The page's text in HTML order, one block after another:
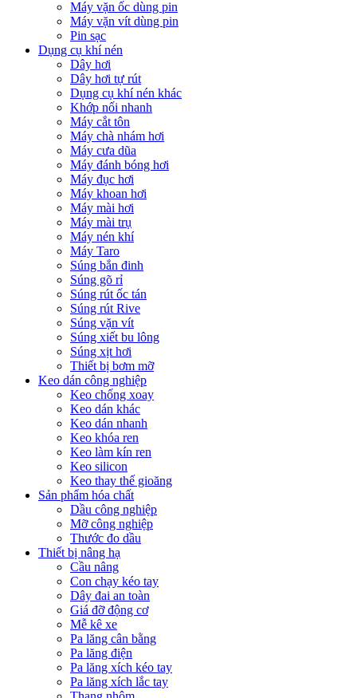
Máy vặn ốc dùng pin
Máy vặn vít dùng pin
Pin sạc
Dụng cụ khí nén
Dây hơi
Dây hơi tự rút
Dụng cụ khí nén khác
Khớp nối nhanh
Máy cắt tôn
Máy chà nhám hơi
Máy cưa dũa
Máy đánh bóng hơi
Máy đục hơi
Máy khoan hơi
Máy mài hơi
Máy mài trụ
Máy nén khí
Máy Taro
Súng bắn đinh
Súng gõ rỉ
Súng rút ốc tán
Súng rút Rive
Súng vặn vít
Súng xiết bu lông
Súng xịt hơi
Thiết bị bơm mỡ
Keo dán công nghiệp
Keo chống xoay
Keo dán khác
Keo dán nhanh
Keo khóa ren
Keo làm kín ren
Keo silicon
Keo thay thế gioăng
Sản phẩm hóa chất
Dầu công nghiệp
Mỡ công nghiệp
Thước đo dầu
Thiết bị nâng hạ
Cầu nâng
Con chạy kéo tay
Dây đai an toàn
Giá đỡ động cơ
Mễ kê xe
Pa lăng cân bằng
Pa lăng điện
Pa lăng xích kéo tay
Pa lăng xích lắc tay